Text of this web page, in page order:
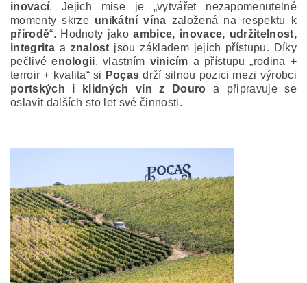
inovací. Jejich mise je „vytvářet nezapomenutelné
momenty skrze unikátní vína založená na respektu k
přírodě“. Hodnoty jakoambice, inovace, udržitelnost,
integritaa znalost jsou základem jejich přístupu. Díky
pečlivéenologii, vlastním vinicím a přístupu „rodina +
terroir + kvalita“ si Poças drží silnou pozici mezi výrobci
portských i klidných vín z Douro a připravuje se
oslavit dalších sto let své činnosti.